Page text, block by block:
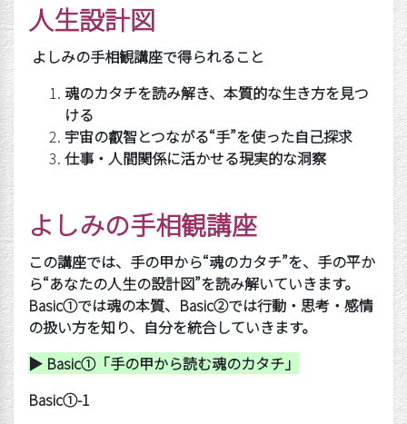
人生設計図
よしみの手相観講座で得られること
魂のカタチを読み解き、本質的な生き方を見つ
ける
宇宙の叡智とつながる“手”を使った自己探求
仕事・人間関係に活かせる現実的な洞察
よしみの手相観講座
この講座では、手の甲から“魂のカタチ”を、手の平か
ら“あなたの人生の設計図”を読み解いていきます。
Basic①では魂の本質、 Basic②では行動・思考・感情
の扱い方を知り、自分を統合していきます。
▶ Basic①「手の甲から読む魂のカタチ」
Basic①-1